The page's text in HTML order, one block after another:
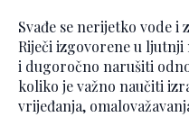
Svađe se nerijetko vode
Riječi izgovorene u
i dugoročno narušiti
koliko je važno naučiti
vrijeđanja,